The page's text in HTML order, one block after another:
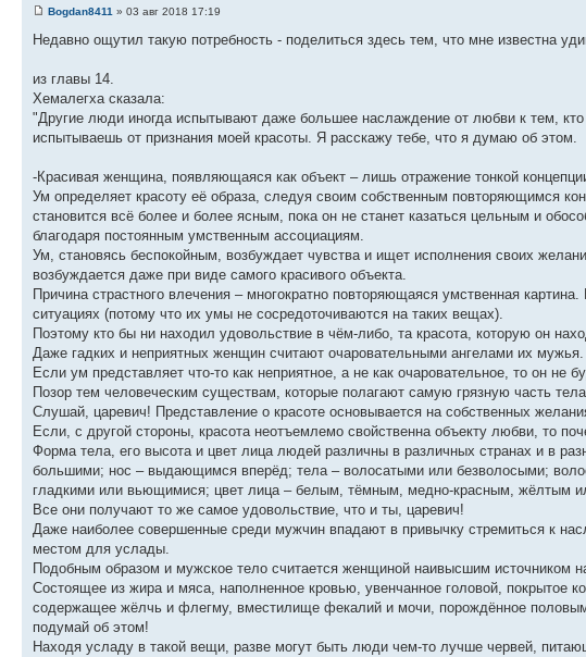
Bogdan8411 » 03 авг 2018 17:19
Недавно ощутил такую потребность - поделиться здесь тем, что мне известна
из главы 14.
Хемалегха сказала:
"Другие люди иногда испытывают даже большее наслаждение от любви к тем,
испытываешь от признания моей красоты. Я расскажу тебе, что я думаю об этом.
-Красивая женщина, появляющаяся как объект – лишь отражение тонкой
Ум определяет красоту её образа, следуя своим собственным повторяющимся
становится всё более и более ясным, пока он не станет казаться цельным и
благодаря постоянным умственным ассоциациям.
Ум, становясь беспокойным, возбуждает чувства и ищет исполнения своих
возбуждается даже при виде самого красивого объекта.
Причина страстного влечения – многократно повторяющаяся умственная
ситуациях (потому что их умы не сосредоточиваются на таких вещах).
Поэтому кто бы ни находил удовольствие в чём-либо, та красота, которую он
Даже гадких и неприятных женщин считают очаровательными ангелами их мужья.
Если ум представляет что-то как неприятное, а не как очаровательное, то он не
Позор тем человеческим существам, которые полагают самую грязную часть
Слушай, царевич! Представление о красоте основывается на собственных
Если, с другой стороны, красота неотъемлемо свойственна объекту любви, то
Форма тела, его высота и цвет лица людей различны в различных странах и в
большими; нос – выдающимся вперёд; тела – волосатыми или безволосыми;
гладкими или вьющимися; цвет лица – белым, тёмным, медно-красным, жёлтым
Все они получают то же самое удовольствие, что и ты, царевич!
Даже наиболее совершенные среди мужчин впадают в привычку стремиться к
местом для услады.
Подобным образом и мужское тело считается женщиной наивысшим источником
Состоящее из жира и мяса, наполненное кровью, увенчанное головой, покрытое
содержащее жёлчь и флегму, вместилище фекалий и мочи, порождённое
подумай об этом!
Находя усладу в такой вещи, разве могут быть люди чем-то лучше червей,